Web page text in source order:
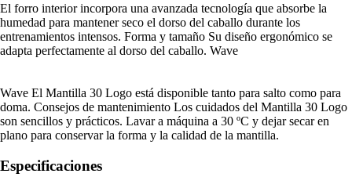
El forro interior incorpora una avanzada tecnología que absorbe la
humedad para mantener seco el dorso del caballo durante los
entrenamientos intensos. Forma y tamaño Su diseño ergonómico se
adapta perfectamente al dorso del caballo. Wave
Wave El Mantilla 30 Logo está disponible tanto para salto como para
doma. Consejos de mantenimiento Los cuidados del Mantilla 30 Logo
son sencillos y prácticos. Lavar a máquina a 30 ºC y dejar secar en
plano para conservar la forma y la calidad de la mantilla.
Especificaciones